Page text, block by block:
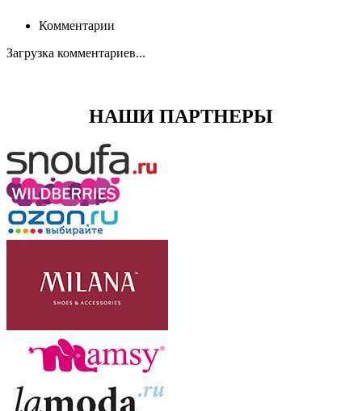
Комментарии
Загрузка комментариев...
НАШИ ПАРТНЕРЫ